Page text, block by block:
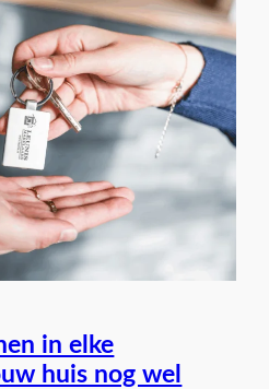
in elke
huis nog wel